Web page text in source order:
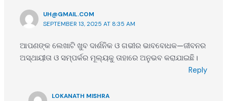
UH@GMAIL.COM
SEPTEMBER 13, 2025 AT 8:35 AM
ଆପଣଙ୍କ ଲେଖାଟି ଖୁବ ଦାର୍ଶନିକ ଓ ଗଭୀର ଭାବବୋଧକ—ଜୀବନର
ଅସ୍ଥାୟୀତା ଓ ସମ୍ପର୍କର ମୂଲ୍ୟକୁ ତାହାରେ ଅନୁଭବ କରାଯାଇଛି।
Reply
LOKANATH MISHRA